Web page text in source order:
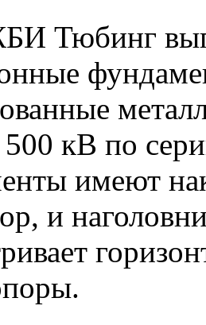
Тюбинг
кВ по
имеют
и